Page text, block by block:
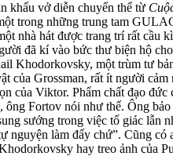
khấu vở diễn chuyển thể từ
trong những trung tam
nhà hát được trang trí rất cầu
đã kí vào bức thư biện hộ
Khodorkovsky, một trùm tư
của Grossman, rất ít người cảm
của Viktor. Phẩm chất đạo
Fortov nói như thế. Ông bảo
sướng trong việc tố giác lẫn
nguyện làm đấy chứ”. Cũng
hay treo ảnh của